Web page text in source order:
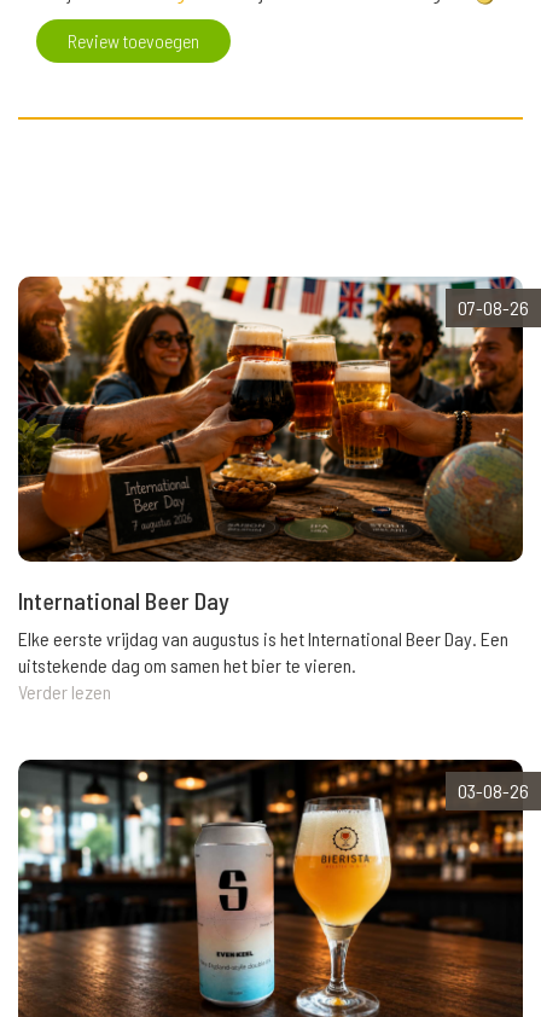
Review toevoegen
07-08-26
International Beer Day
Elke eerste vrijdag van augustus is het International Beer Day. Een
uitstekende dag om samen het bier te vieren.
Verder lezen
03-08-26